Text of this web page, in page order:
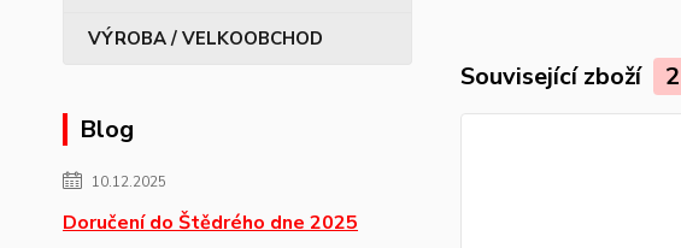
VÝROBA / VELKOOBCHOD
Blog
10.12.2025
Doručení do Štědrého dne 2025
Související zboží 2